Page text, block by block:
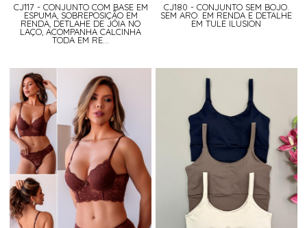
CJ117 - CONJUNTO COM BASE EM
ESPUMA, SOBREPOSIÇÃO EM
RENDA, DETLAHE DE JÓIA NO
LAÇO, ACOMPANHA CALCINHA
TODA EM RE...
CJ180 - CONJUNTO SEM BOJO.
SEM ARO. EM RENDA E DETALHE
EM TULE ILUSION